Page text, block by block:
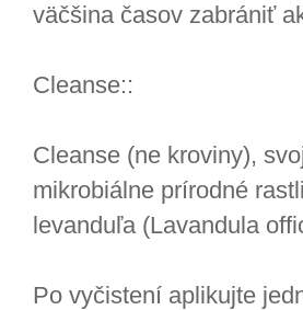
väčšina časov zabrániť
Cleanse::
Cleanse (ne kroviny),
mikrobiálne prírodné
levanduľa (Lavandula
Po vyčistení aplikujte